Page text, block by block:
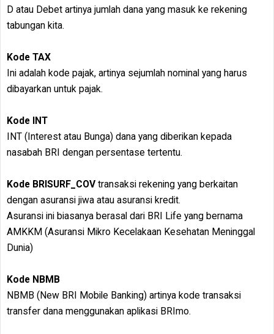
D atau Debet artinya jumlah dana yang masuk ke rekening
tabungan kita.
Kode TAX
Ini adalah kode pajak, artinya sejumlah nominal yang harus
dibayarkan untuk pajak.
Kode INT
INT (Interest atau Bunga) dana yang diberikan kepada
nasabah BRI dengan persentase tertentu.
Kode BRISURF_COV transaksi rekening yang berkaitan
dengan asuransi jiwa atau asuransi kredit.
Asuransi ini biasanya berasal dari BRI Life yang bernama
AMKKM (Asuransi Mikro Kecelakaan Kesehatan Meninggal
Dunia)
Kode NBMB
NBMB (New BRI Mobile Banking) artinya kode transaksi
transfer dana menggunakan aplikasi BRImo.